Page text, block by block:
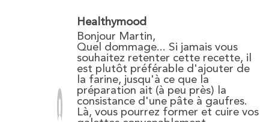
Healthymood
Bonjour Martin,
Quel dommage... Si jamais vous
souhaitez retenter cette recette, il
est plutôt préférable d'ajouter de
la farine, jusqu'à ce que la
préparation ait (à peu près) la
consistance d'une pâte à gaufres.
Là, vous pourrez former et cuire vos